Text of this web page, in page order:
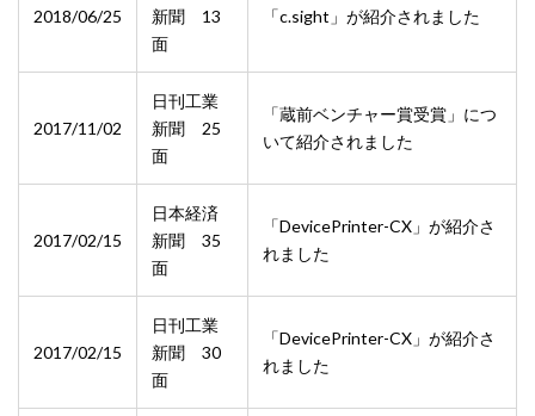
2018/06/25
新聞 13
面
「c.sight」が紹介されました
2017/11/02
日刊工業
新聞 25
面
「蔵前ベンチャー賞受賞」につ
いて紹介されました
2017/02/15
日本経済
新聞 35
面
「DevicePrinter-CX」が紹介さ
れました
2017/02/15
日刊工業
新聞 30
面
「DevicePrinter-CX」が紹介さ
れました